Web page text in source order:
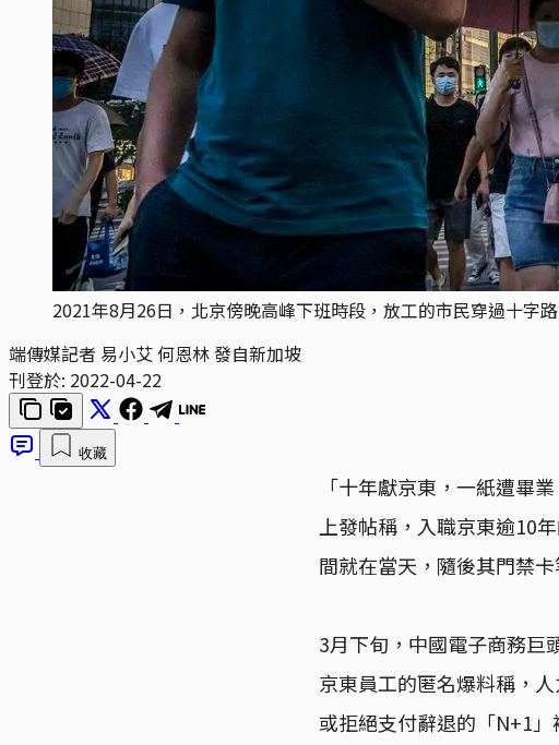
2021年8月26日，北京傍晚高峰下班時段，放工的市民穿過十字路
端傳媒記者 易小艾 何恩林 發自新加坡
刊登於: 2022-04-22
收藏
「十年獻京東，一紙遭畢
上發帖稱，入職京東逾10
間就在當天，隨後其門禁卡
3月下旬，中國電子商務巨
京東員工的匿名爆料稱，
或拒絕支付辭退的「N+1